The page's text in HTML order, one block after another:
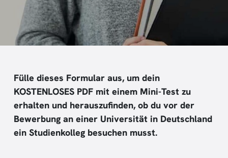
Fülle dieses Formular aus, um dein
KOSTENLOSES PDF mit einem Mini-Test zu
erhalten und herauszufinden, ob du vor der
Bewerbung an einer Universität in Deutschland
ein Studienkolleg besuchen musst.